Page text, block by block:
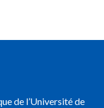
de l’Université de